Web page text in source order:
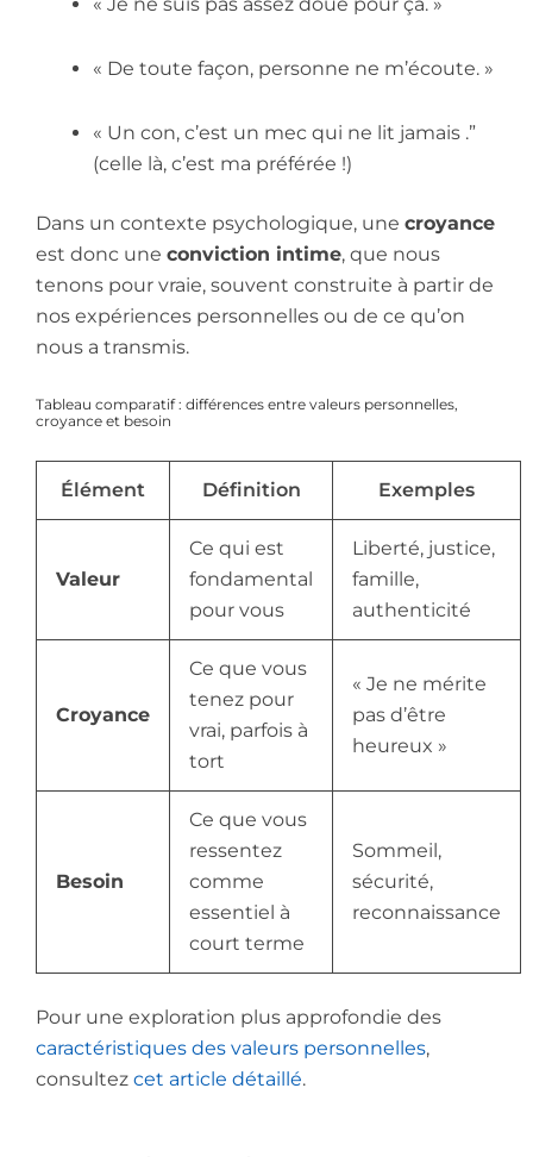
« De toute façon, personne ne m’écoute. »
« Un con, c’est un mec qui ne lit jamais .”
(celle là, c’est ma préférée !)
Dans un contexte psychologique, une croyance
est donc une conviction intime, que nous
tenons pour vraie, souvent construite à partir de
nos expériences personnelles ou de ce qu’on
nous a transmis.
Tableau comparatif : différences entre valeurs personnelles,
croyance et besoin
Élément Définition Exemples
Valeur
Ce qui est
fondamental
pour vous
Liberté, justice,
famille,
authenticité
Croyance
Ce que vous
tenez pour
vrai, parfois à
tort
« Je ne mérite
pas d’être
heureux »
Besoin
Ce que vous
ressentez
comme
essentiel à
court terme
Sommeil,
sécurité,
reconnaissance
Pour une exploration plus approfondie des
caractéristiques des valeurs personnelles,
consultez cet article détaillé.